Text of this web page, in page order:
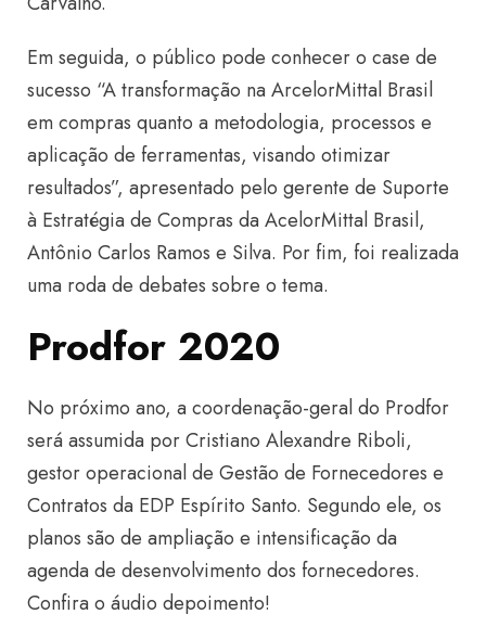
Em seguida, o público pode conhecer o case de
sucesso “A transformação na ArcelorMittal Brasil
em compras quanto a metodologia, processos e
aplicação de ferramentas, visando otimizar
resultados”, apresentado pelo gerente de Suporte
à Estratégia de Compras da AcelorMittal Brasil,
Antônio Carlos Ramos e Silva. Por fim, foi realizada
uma roda de debates sobre o tema.
Prodfor 2020
No próximo ano, a coordenação-geral do Prodfor
será assumida por Cristiano Alexandre Riboli,
gestor operacional de Gestão de Fornecedores e
Contratos da EDP Espírito Santo. Segundo ele, os
planos são de ampliação e intensificação da
agenda de desenvolvimento dos fornecedores.
Confira o áudio depoimento!